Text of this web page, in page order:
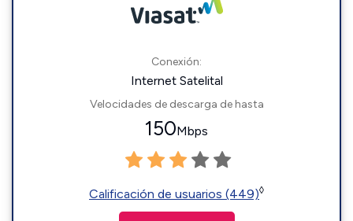
Conexión:
Internet Satelital
Velocidades de descarga de hasta
150Mbps
Calificación de usuarios (449)◊